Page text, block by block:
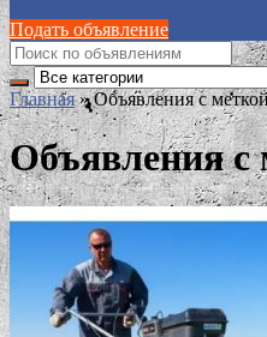
Подать объявление
Главная » Объявления с
Объявления с